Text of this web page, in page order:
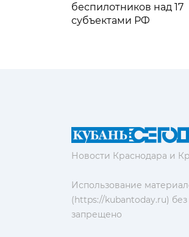
беспилотников над 17
субъектами РФ
Новости Краснодара и
Использование
(https://kubantoday.ru)
запрещено